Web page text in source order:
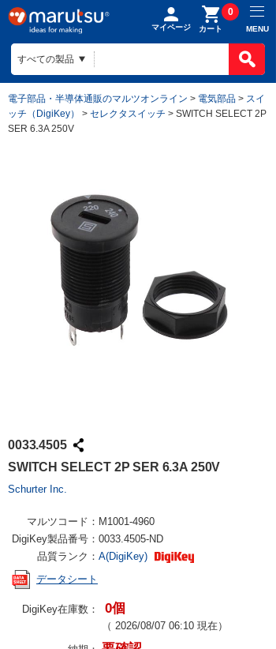
マイページ カート
0
MENU
電子部品・半導体通販のマルツオンライン > 電気部品 > スイ
ッチ（DigiKey）
> セレクタスイッチ > SWITCH SELECT 2P
SER 6.3A 250V
0033.4505
SWITCH SELECT 2P SER 6.3A 250V
Schurter Inc.
マルツコード： M1001-4960
DigiKey製品番号： 0033.4505-ND
品質ランク： A(DigiKey)
データシート
DigiKey在庫数： 0個
（ 2026/08/07 06:10 現在）